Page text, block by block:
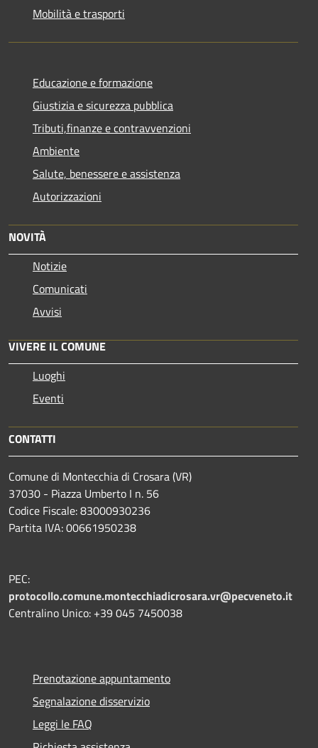
Mobilità e trasporti
Educazione e formazione
Giustizia e sicurezza pubblica
Tributi,finanze e contravvenzioni
Ambiente
Salute, benessere e assistenza
Autorizzazioni
NOVITÀ
Notizie
Comunicati
Avvisi
VIVERE IL COMUNE
Luoghi
Eventi
CONTATTI
Comune di Montecchia di Crosara (VR)
37030 - Piazza Umberto I n. 56
Codice Fiscale: 83000930236
Partita IVA: 00661950238
PEC:
protocollo.comune.montecchiadicrosara.vr@pecveneto.it
Centralino Unico: +39 045 7450038
Prenotazione appuntamento
Segnalazione disservizio
Leggi le FAQ